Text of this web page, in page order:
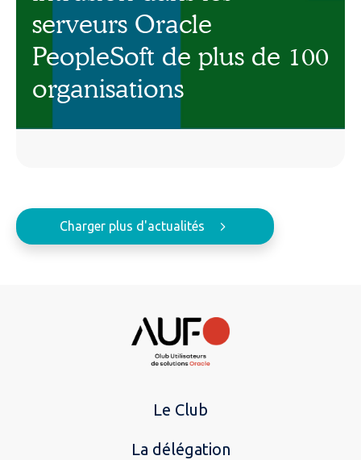
serveurs Oracle
PeopleSoft de plus de 100
organisations
Charger plus d'actualités
Le Club
La délégation